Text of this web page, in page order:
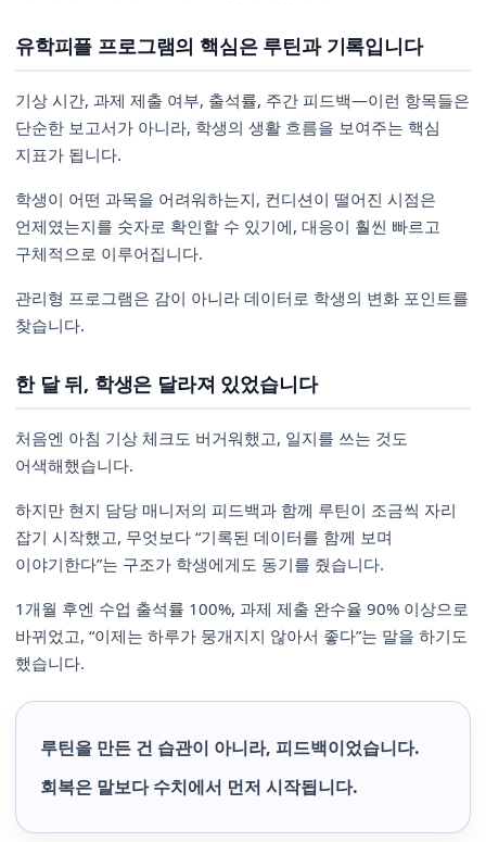
유학피플 프로그램의 핵심은 루틴과 기록입니다
기상 시간, 과제 제출 여부, 출석률, 주간 피드백—이런 항목들은
단순한 보고서가 아니라, 학생의 생활 흐름을 보여주는 핵심
지표가 됩니다.
학생이 어떤 과목을 어려워하는지, 컨디션이 떨어진 시점은
언제였는지를 숫자로 확인할 수 있기에, 대응이 훨씬 빠르고
구체적으로 이루어집니다.
관리형 프로그램은 감이 아니라 데이터로 학생의 변화 포인트를
찾습니다.
한 달 뒤, 학생은 달라져 있었습니다
처음엔 아침 기상 체크도 버거워했고, 일지를 쓰는 것도
어색해했습니다.
하지만 현지 담당 매니저의 피드백과 함께 루틴이 조금씩 자리
잡기 시작했고, 무엇보다 “기록된 데이터를 함께 보며
이야기한다”는 구조가 학생에게도 동기를 줬습니다.
1개월 후엔 수업 출석률 100%, 과제 제출 완수율 90% 이상으로
바뀌었고, “이제는 하루가 뭉개지지 않아서 좋다”는 말을 하기도
했습니다.
루틴을 만든 건 습관이 아니라, 피드백이었습니다.
회복은 말보다 수치에서 먼저 시작됩니다.